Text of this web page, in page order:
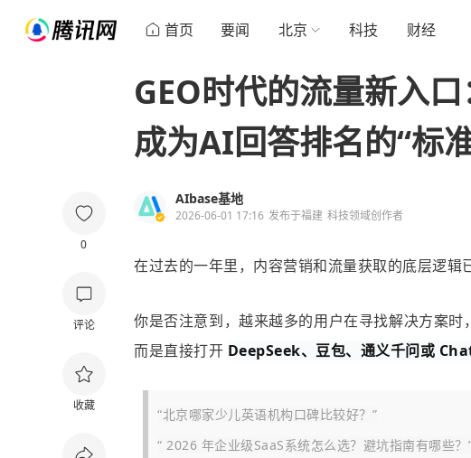
首页 要闻 北京 科技 财经
0
评论
收藏
GEO时代的流量新入
成为AI回答排名的“标
AIbase基地
2026-06-01 17:16 发布于福建 科技领域创作者
在过去的一年里，内容营销和流量获取的底层逻辑
你是否注意到，越来越多的用户在寻找解决方案时
而是直接打开 DeepSeek、豆包、通义千问或
“北京哪家少儿英语机构口碑比较好？”
“ 2026 年企业级SaaS系统怎么选？避坑指南有哪些？